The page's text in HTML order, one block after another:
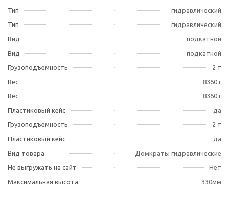
Тип
гидравлический
Тип
гидравлический
Вид
подкатной
Вид
подкатной
Грузоподъемность
2 т
Вес
8360 г
Вес
8360 г
Пластиковый кейс
да
Грузоподъемность
2 т
Пластиковый кейс
да
Вид товара
Домкраты гидравлические
Не выгружать на сайт
Нет
Максимальная высота
330мм